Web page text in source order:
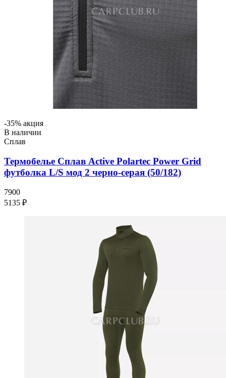
-35% акция
В наличии
Сплав
Термобелье Сплав Active Polartec Power Grid
футболка L/S мод 2 черно-серая (50/182)
7900
5135 ₽